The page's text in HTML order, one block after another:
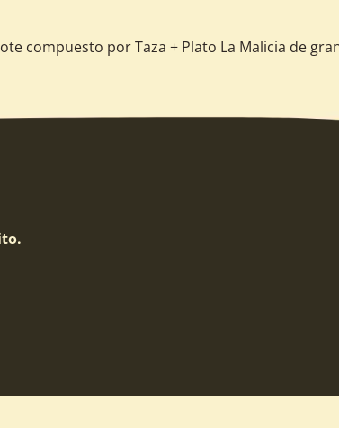
compuesto por Taza + Plato La Malicia de